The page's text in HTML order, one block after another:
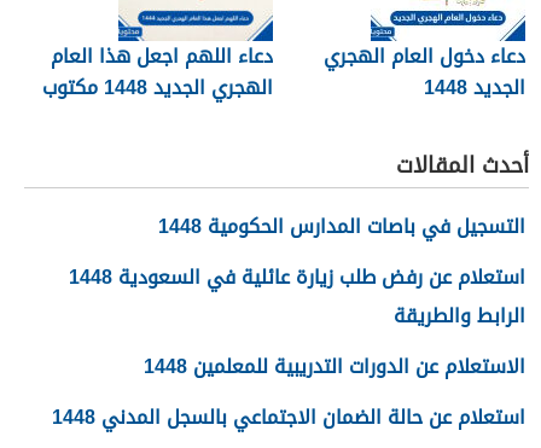
دعاء دخول العام الهجري
الجديد 1448
دعاء اللهم اجعل هذا العام
الهجري الجديد 1448 مكتوب
أحدث المقالات
التسجيل في باصات المدارس الحكومية 1448
استعلام عن رفض طلب زيارة عائلية في السعودية 1448
الرابط والطريقة
الاستعلام عن الدورات التدريبية للمعلمين 1448
استعلام عن حالة الضمان الاجتماعي بالسجل المدني 1448